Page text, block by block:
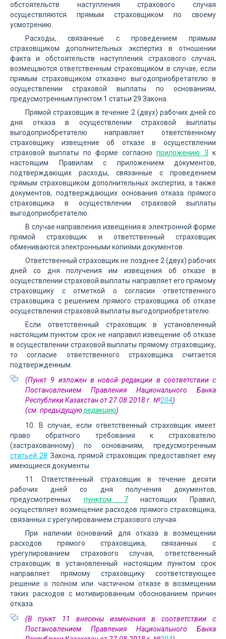
обстоятельств наступления страхового случая
осуществляются прямым страховщиком по своему
усмотрению.
Расходы, связанные с проведением прямым
страховщиком дополнительных экспертиз в отношении
факта и обстоятельств наступления страхового случая,
возмещаются ответственным страховщиком в случае, если
прямым страховщиком отказано выгодоприобретателю в
осуществлении страховой выплаты по основаниям,
предусмотренным пунктом 1 статьи 29 Закона.
Прямой страховщик в течение 2 (двух) рабочих дней со
дня отказа в осуществлении страховой выплаты
выгодоприобретателю направляет ответственному
страховщику извещение об отказе в осуществлении
страховой выплаты по форме согласноприложению 3 к
настоящим Правилам с приложением документов,
подтверждающих расходы, связанные с проведением
прямым страховщиком дополнительных экспертиз, а также
документов, подтверждающих основания отказа прямого
страховщика в осуществлении страховой выплаты
выгодоприобретателю.
В случае направления извещения в электронной форме
прямой страховщик и ответственный страховщик
обмениваются электронными копиями документов.
Ответственный страховщик не позднее 2 (двух) рабочих
дней со дня получения им извещения об отказе в
осуществлении страховой выплаты направляет его прямому
страховщику с отметкой о согласии ответственного
страховщика с решением прямого страховщика об отказе
осуществления страховой выплаты выгодоприобретателю.
Если ответственный страховщик в установленный
настоящим пунктом срок не направил извещение об отказе
в осуществлении страховой выплаты прямому страховщику,
то согласие ответственного страховщика считается
подтвержденным.
(Пункт 9 изложен в новой редакции в соответствии с
Постановлением Правления Национального Банка
Республики Казахстан от 27.08.2018 г. №204)
(см. предыдущуюредакцию)
10. В случае, если ответственный страховщик имеет
право обратного требования к страхователю
(застрахованному) по основаниям, предусмотренным
статьей 28 Закона, прямой страховщик предоставляет ему
имеющиеся документы.
11. Ответственный страховщик в течение десяти
рабочих дней со дня получения документов,
предусмотренных пунктом 7настоящих Правил,
осуществляет возмещение расходов прямого страховщика,
связанных с урегулированием страхового случая.
При наличии оснований для отказа в возмещении
расходов прямого страховщика, связанных с
урегулированием страхового случая, ответственный
страховщик в установленный настоящим пунктом срок
направляет прямому страховщику соответствующее
решение о полном или частичном отказе в возмещении
таких расходов с мотивированным обоснованием причин
отказа.
(В пункт 11 внесены изменения в соответствии с
Постановлением Правления Национального Банка